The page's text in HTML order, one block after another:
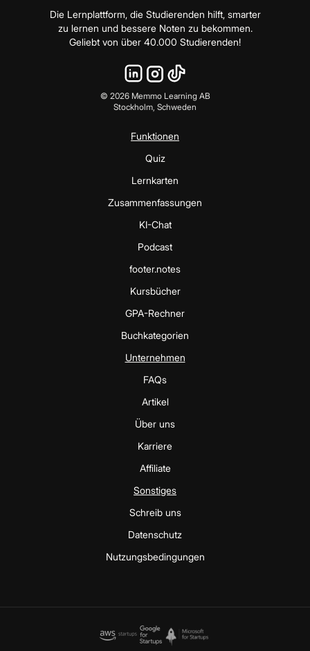
Die Lernplattform, die Studierenden hilft, smarter
zu lernen und bessere Noten zu bekommen.
Geliebt von über 40.000 Studierenden!
© 2026Memmo Learning AB
Stockholm, Schweden
Funktionen
Quiz
Lernkarten
Zusammenfassungen
KI-Chat
Podcast
footer.notes
Kursbücher
GPA-Rechner
Buchkategorien
Unternehmen
FAQs
Artikel
Über uns
Karriere
Affiliate
Sonstiges
Schreib uns
Datenschutz
Nutzungsbedingungen